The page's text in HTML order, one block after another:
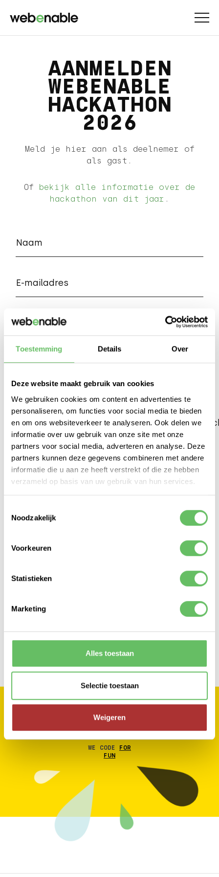
Toestemming Details Over
Deze website maakt gebruik van cookies
We gebruiken cookies om content en advertenties te
personaliseren, om functies voor social media te bieden
en om ons websiteverkeer te analyseren. Ook delen we
informatie over uw gebruik van onze site met onze
partners voor social media, adverteren en analyse. Deze
partners kunnen deze gegevens combineren met andere
informatie die u aan ze heeft verstrekt of die ze hebben
verzameld op basis van uw gebruik van hun services.
Noodzakelijk
Voorkeuren
Statistieken
Marketing
Alles toestaan
Selectie toestaan
Weigeren
AANMELDEN
WEBENABLE
HACKATHON
2026
Meld je hier aan als deelnemer of
als gast.
Of bekijk alle informatie over de
hackathon van dit jaar .
Naam
E-mailadres
Telefoonnummer
IK KOM GRAAG ALS
Bezoeker
Heb je een idee voor een project? (niet
DIEETWENSEN
Vegetarisch
Veganistisch
Geen dieetwensen
L
2XL
WE CODE
FOR
FUN